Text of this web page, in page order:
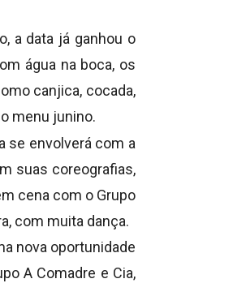
a data já ganhou o
água na boca, os
canjica, cocada,
menu junino.
se envolverá com a
suas coreografias,
cena com o Grupo
com muita dança.
nova oportunidade
A Comadre e Cia,